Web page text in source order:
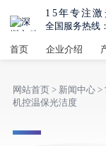
15年专注
全国服务热线
首页 企业介绍
网站首页> 新闻中心>
机控温保光洁度